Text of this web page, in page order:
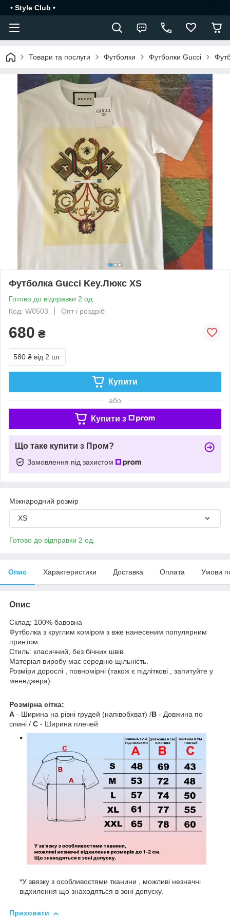
• Style Club •
Товари та послуги Футболки Футболки Gucci
Футболка Gucci Key.Люкс XS
Готово до відправки 2 од.
Код: W0503
Опт і роздріб
680 ₴
580 ₴ від 2 шт.
Купити
або
Купити з
Що таке купити з Пром?
Замовлення під захистом
Міжнародний розмір
XS
Готово до відправки 2 од.
Опис Характеристики Доставка Оплата Умови
Опис
Склад: 100% бавовна
Футболка з круглим коміром з вже нанесеним популярним
принтом.
Стиль: класичний, без бічних швів.
Матеріал виробу має середню щільність.
Розміри дорослі , повномірні (також є підліткові , запитуйте у
менеджера)
Розмірна сітка:
A - Ширина на рівні грудей (напівобхват) /B - Довжина по
спині / C - Ширина плечей
*У звязку з особливостями тканини , можливі незначні
відхилення що знаходяться в зоні допуску.
Приховати